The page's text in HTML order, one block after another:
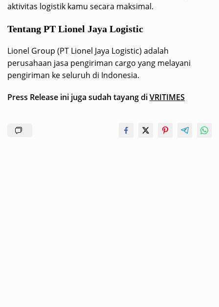
aktivitas logistik kamu secara maksimal.
Tentang PT Lionel Jaya Logistic
Lionel Group (PT Lionel Jaya Logistic) adalah
perusahaan jasa pengiriman cargo yang melayani
pengiriman ke seluruh di Indonesia.
Press Release ini juga sudah tayang diVRITIMES